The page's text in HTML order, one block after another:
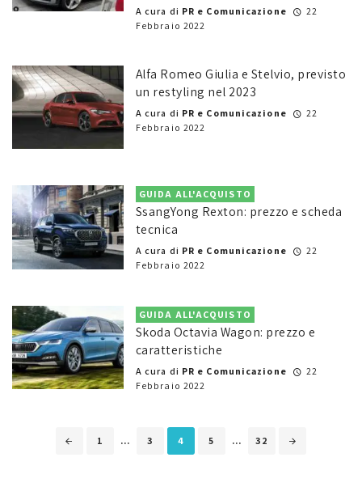
A cura di PR e Comunicazione
22
Febbraio 2022
Alfa Romeo Giulia e Stelvio, previsto
un restyling nel 2023
A cura di PR e Comunicazione
22
Febbraio 2022
GUIDA ALL'ACQUISTO
SsangYong Rexton: prezzo e scheda
tecnica
A cura di PR e Comunicazione
22
Febbraio 2022
GUIDA ALL'ACQUISTO
Skoda Octavia Wagon: prezzo e
caratteristiche
A cura di PR e Comunicazione
22
Febbraio 2022
1 ... 3 4 5 ... 32